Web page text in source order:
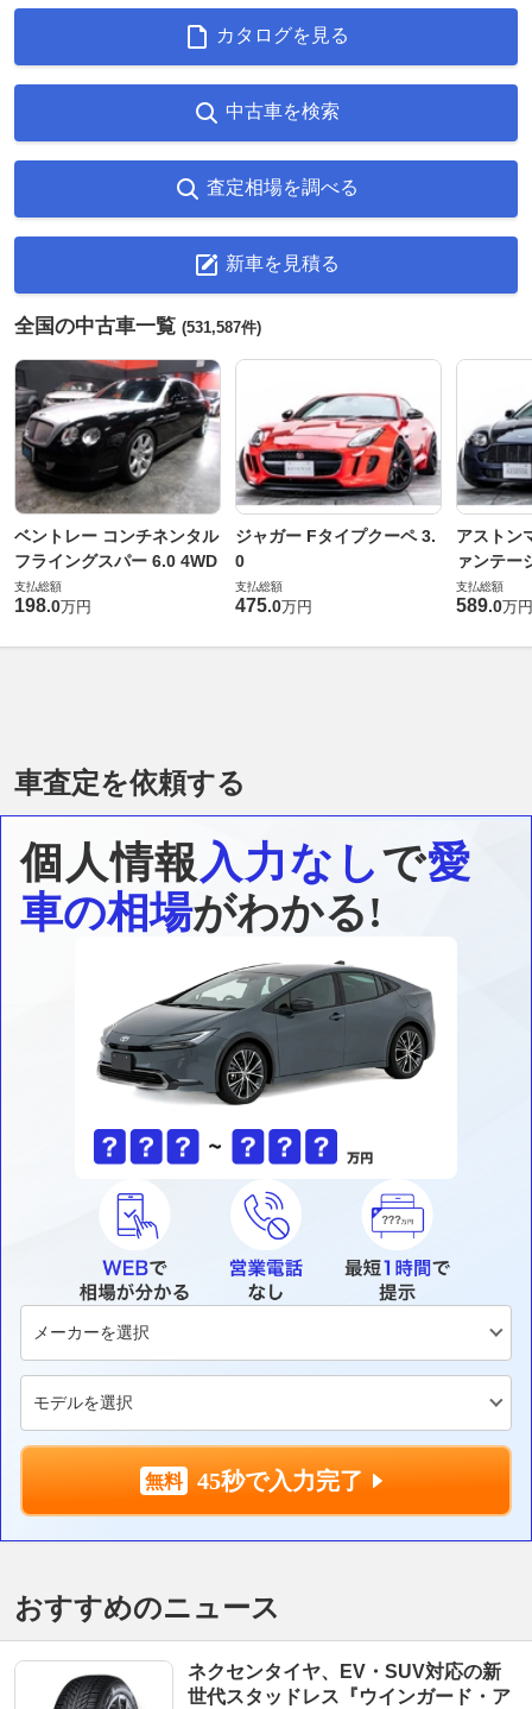
カタログを見る
中古車を検索
査定相場を調べる
新車を見積る
全国の中古車一覧 (531,587件)
ベントレー コンチネンタル
フライングスパー 6.0 4WD
支払総額
198.0万円
ジャガー Fタイプクーペ 3.
0
支払総額
475.0万円
アストン
ァンテー
支払総額
589.0万円
車査定を依頼する
個人情報入力なしで愛
車の相場がわかる!
45秒で入力完了
おすすめのニュース
ネクセンタイヤ、EV・SUV対応の新
世代スタッドレス『ウインガード・ア